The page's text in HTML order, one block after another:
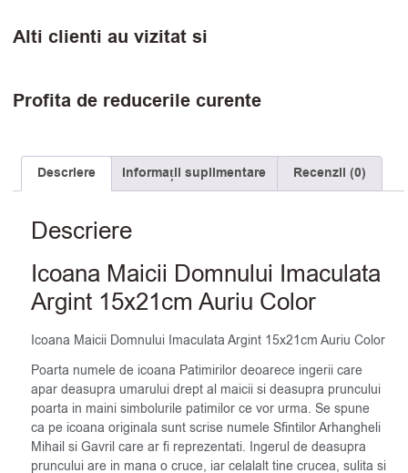
Alti clienti au vizitat si
Profita de reducerile curente
Descriere Informații suplimentare Recenzii (0)
Descriere
Icoana Maicii Domnului Imaculata
Argint 15x21cm Auriu Color
Icoana Maicii Domnului Imaculata Argint 15x21cm Auriu Color
Poarta numele de icoana Patimirilor deoarece ingerii care
apar deasupra umarului drept al maicii si deasupra pruncului
poarta in maini simbolurile patimilor ce vor urma. Se spune
ca pe icoana originala sunt scrise numele Sfintilor Arhangheli
Mihail si Gavril care ar fi reprezentati. Ingerul de deasupra
pruncului are in mana o cruce, iar celalalt tine crucea, sulita si